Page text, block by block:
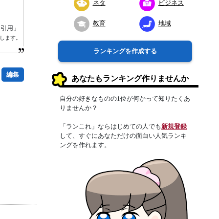
用」
ます。
編集
ネタ ビジネス
教育 地域
ランキングを作成する
あなたもランキング作りませんか
自分の好きなものの1位が何かって知りたくあ
りませんか？
「ランこれ」ならはじめての人でも新規登録
して、すぐにあなただけの面白い人気ランキ
ングを作れます。